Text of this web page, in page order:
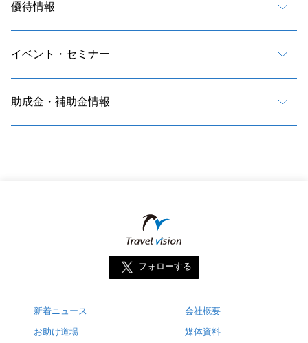
優待情報
イベント・セミナー
助成金・補助金情報
フォローする
新着ニュース
お助け道場
会社概要
媒体資料